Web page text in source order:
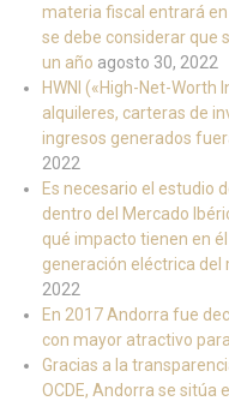
materia fiscal entrará
se debe considerar que
un año agosto 30, 2022
HWNI («High-Net-Worth
alquileres, carteras de
ingresos generados
2022
Es necesario el estudio
dentro del Mercado
qué impacto tienen en
generación eléctrica del
2022
En 2017 Andorra fue
con mayor atractivo
Gracias a la
OCDE, Andorra se sitúa